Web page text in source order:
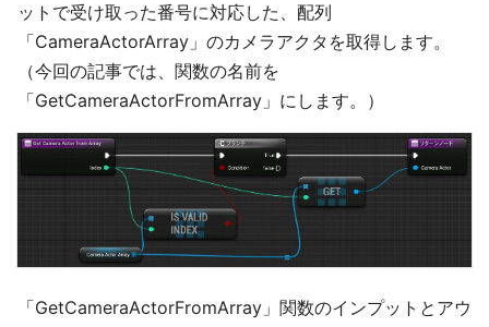
ットで受け取った番号に対応した、配列
「CameraActorArray」のカメラアクタを取得します。
（今回の記事では、関数の名前を
「GetCameraActorFromArray」にします。）
「GetCameraActorFromArray」関数のインプットとアウ